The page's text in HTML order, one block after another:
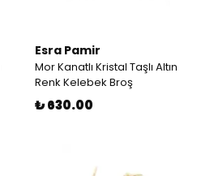
Esra Pamir
Mor Kanatlı Kristal Taşlı Altın
Renk Kelebek Broş
₺ 630.00